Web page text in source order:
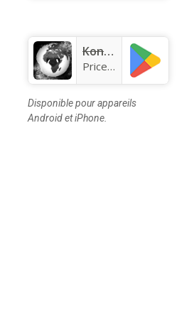
KongoLisolo
Price:Free
Disponible pour appareils
Android et iPhone.